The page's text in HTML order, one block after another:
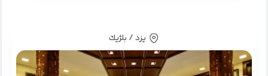
یزد / بلژيك